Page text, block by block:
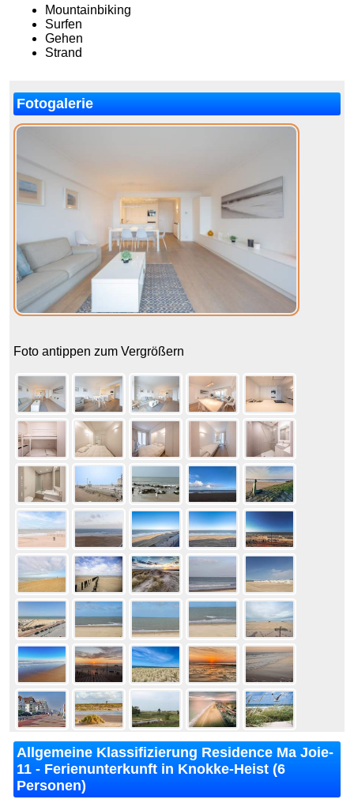
Mountainbiking
Surfen
Gehen
Strand
Fotogalerie
Foto antippen zum Vergrößern
Allgemeine Klassifizierung Residence Ma Joie-
11 - Ferienunterkunft in Knokke-Heist (6
Personen)